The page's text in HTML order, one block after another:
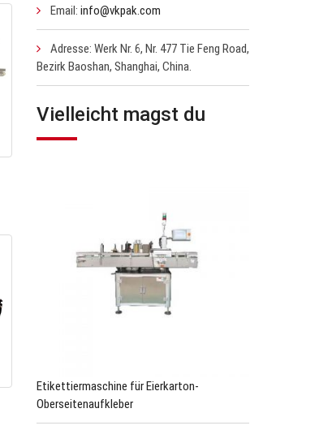
Email: info@vkpak.com
Adresse: Werk Nr. 6, Nr. 477 Tie Feng Road,
Bezirk Baoshan, Shanghai, China.
Vielleicht magst du
Etikettiermaschine für Eierkarton-
Oberseitenaufkleber